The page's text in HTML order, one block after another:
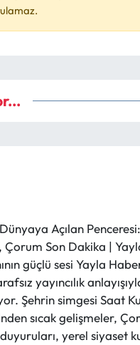
Açılan
Çorum Son Dakika |
güçlü sesi Yayla
yayıncılık
Şehrin simgesi Saat
sıcak gelişmeler,
yerel siyaset